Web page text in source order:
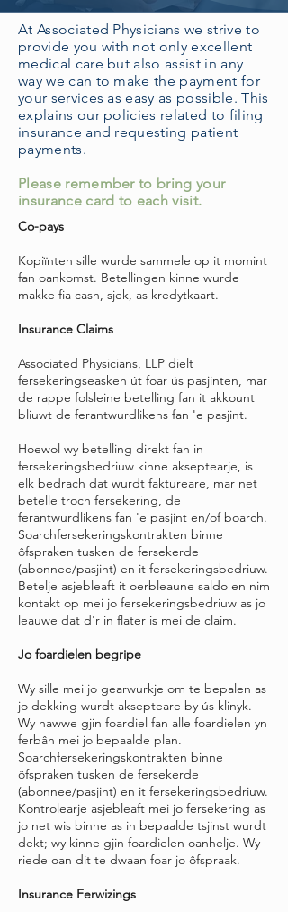
At Associated Physicians we strive to
provide you with not only excellent
medical care but also assist in any
way we can to make the payment for
your services as easy as possible. This
explains our policies related to filing
insurance and requesting patient
payments.
Please remember to bring your
insurance card to each visit.
Co-pays
Kopiïnten sille wurde sammele op it momint
fan oankomst. Betellingen kinne wurde
makke fia cash, sjek, as kredytkaart.
Insurance Claims
Associated Physicians, LLP dielt
fersekeringseasken út foar ús pasjinten, mar
de rappe folsleine betelling fan it akkount
bliuwt de ferantwurdlikens fan 'e pasjint.
Hoewol wy betelling direkt fan in
fersekeringsbedriuw kinne akseptearje, is
elk bedrach dat wurdt faktureare, mar net
betelle troch fersekering, de
ferantwurdlikens fan 'e pasjint en/of boarch.
Soarchfersekeringskontrakten binne
ôfspraken tusken de fersekerde
(abonnee/pasjint) en it fersekeringsbedriuw.
Betelje asjebleaft it oerbleaune saldo en nim
kontakt op mei jo fersekeringsbedriuw as jo
leauwe dat d'r in flater is mei de claim.
Jo foardielen begripe
Wy sille mei jo gearwurkje om te bepalen as
jo dekking wurdt aksepteare by ús klinyk.
Wy hawwe gjin foardiel fan alle foardielen yn
ferbân mei jo bepaalde plan.
Soarchfersekeringskontrakten binne
ôfspraken tusken de fersekerde
(abonnee/pasjint) en it fersekeringsbedriuw.
Kontrolearje asjebleaft mei jo fersekering as
jo net wis binne as in bepaalde tsjinst wurdt
dekt; wy kinne gjin foardielen oanhelje. Wy
riede oan dit te dwaan foar jo ôfspraak.
Insurance Ferwizings